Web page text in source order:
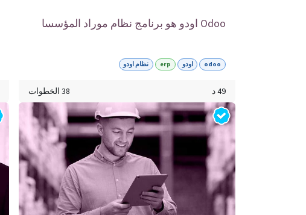
Odoo اودو هو برنامج نظام موراد المؤسسا
وجاهزة للاستخدام تم تصميمها لدمج وإدارة
جميع أنشطة عملك
odoo اودو erp نظام اودو
49 د 38 الخطوات